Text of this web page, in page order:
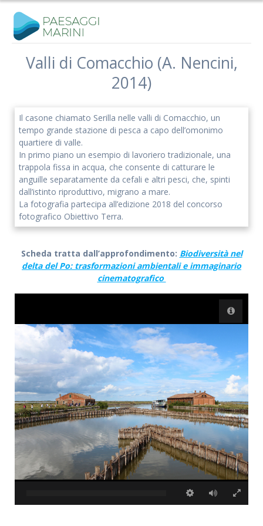
Salta
Valli di Comacchio (A. Nencini,
2014)
Il casone chiamato Serilla nelle valli di Comacchio, un
tempo grande stazione di pesca a capo dell’omonimo
quartiere di valle.
In primo piano un esempio di lavoriero tradizionale, una
trappola fissa in acqua, che consente di catturare le
anguille separatamente da cefali e altri pesci, che, spinti
dall’istinto riproduttivo, migrano a mare.
La fotografia partecipa all’edizione 2018 del concorso
fotografico Obiettivo Terra.
Scheda tratta dall’approfondimento: Biodiversità nel
delta del Po: trasformazioni ambientali e immaginario
cinematografico